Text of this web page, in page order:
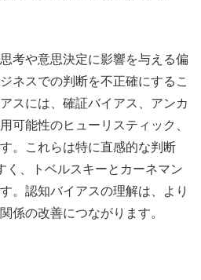
考や意思決定に影響を与える偏
ネスでの判断を不正確にするこ
スには、確証バイアス、アンカ
可能性のヒューリスティック、
。これらは特に直感的な判断
く、トベルスキーとカーネマン
。認知バイアスの理解は、より
係の改善につながります。